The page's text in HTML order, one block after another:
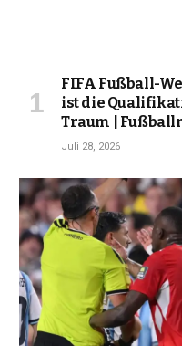
FIFA Fußball-
ist die
Traum |
Juli 28, 2026